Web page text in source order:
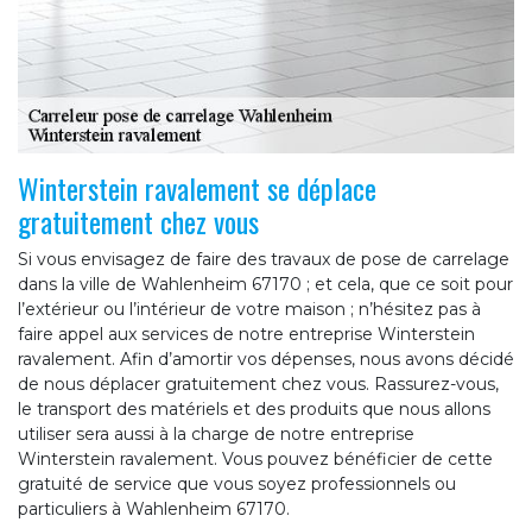
Winterstein ravalement se déplace
gratuitement chez vous
Si vous envisagez de faire des travaux de pose de carrelage
dans la ville de Wahlenheim 67170 ; et cela, que ce soit pour
l’extérieur ou l’intérieur de votre maison ; n’hésitez pas à
faire appel aux services de notre entreprise Winterstein
ravalement. Afin d’amortir vos dépenses, nous avons décidé
de nous déplacer gratuitement chez vous. Rassurez-vous,
le transport des matériels et des produits que nous allons
utiliser sera aussi à la charge de notre entreprise
Winterstein ravalement. Vous pouvez bénéficier de cette
gratuité de service que vous soyez professionnels ou
particuliers à Wahlenheim 67170.